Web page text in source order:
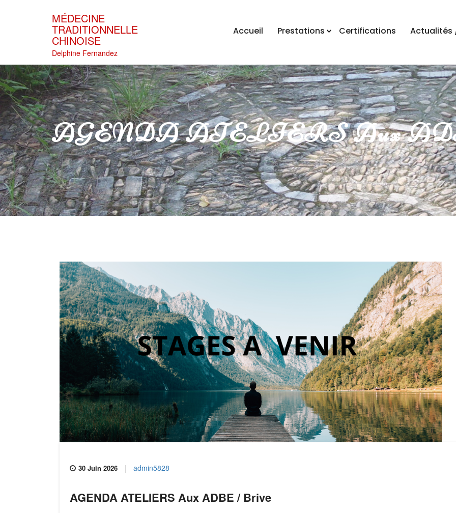
MÉDECINE
TRADITIONNELLE
CHINOISE
Delphine Fernandez
Accueil Prestations Certifications Actualités
AGENDA ATELIERS Aux
30 Juin 2026 admin5828
AGENDA ATELIERS Aux ADBE / Brive